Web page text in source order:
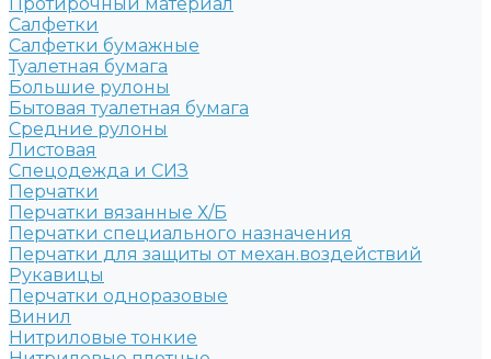
Салфетки
Салфетки бумажные
Туалетная бумага
Большие рулоны
Бытовая туалетная бумага
Средние рулоны
Листовая
Спецодежда и СИЗ
Перчатки
Перчатки вязанные Х/Б
Перчатки специального назначения
Перчатки для защиты от механ.воздействий
Рукавицы
Перчатки одноразовые
Винил
Нитриловые тонкие